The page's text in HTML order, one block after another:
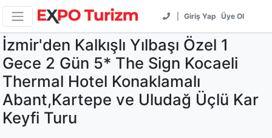
Giriş Yap Üye Ol
İzmir'den Kalkışlı Yılbaşı Özel 1
Gece 2 Gün 5* The Sign Kocaeli
Thermal Hotel Konaklamalı
Abant,Kartepe ve Uludağ Üçlü Kar
Keyfi Turu